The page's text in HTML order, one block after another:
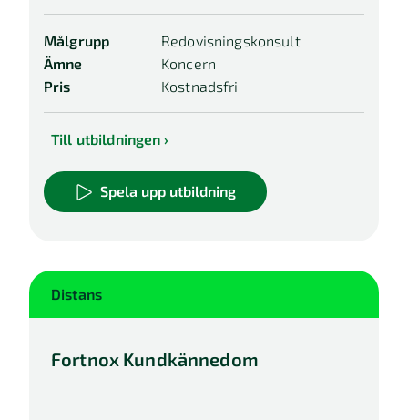
Målgrupp
Redovisningskonsult
Ämne
Koncern
Pris
Kostnadsfri
Till utbildningen
Spela upp utbildning
Distans
Fortnox Kundkännedom